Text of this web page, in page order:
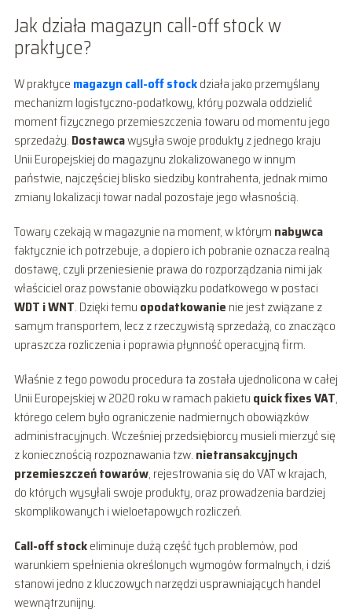
Jak działa magazyn call-off stock w
praktyce?
W praktyce magazyn call-off stockdziała jako przemyślany
mechanizm logistyczno-podatkowy, który pozwala oddzielić
moment fizycznego przemieszczenia towaru od momentu jego
sprzedaży. Dostawcawysyła swoje produkty z jednego kraju
Unii Europejskiej do magazynu zlokalizowanego w innym
państwie, najczęściej blisko siedziby kontrahenta, jednak mimo
zmiany lokalizacji towar nadal pozostaje jego własnością.
Towary czekają w magazynie na moment, w którym nabywca
faktycznie ich potrzebuje, a dopiero ich pobranie oznacza realną
dostawę, czyli przeniesienie prawa do rozporządzania nimi jak
właściciel oraz powstanie obowiązku podatkowego w postaci
WDT i WNT. Dzięki temu opodatkowanie nie jest związane z
samym transportem, lecz z rzeczywistą sprzedażą, co znacząco
upraszcza rozliczenia i poprawia płynność operacyjną firm.
Właśnie z tego powodu procedura ta została ujednolicona w całej
Unii Europejskiej w 2020 roku w ramach pakietu quick fixes VAT,
którego celem było ograniczenie nadmiernych obowiązków
administracyjnych. Wcześniej przedsiębiorcy musieli mierzyć się
z koniecznością rozpoznawania tzw. nietransakcyjnych
przemieszczeń towarów, rejestrowania się do VAT w krajach,
do których wysyłali swoje produkty, oraz prowadzenia bardziej
skomplikowanych i wieloetapowych rozliczeń.
Call-off stockeliminuje dużą część tych problemów, pod
warunkiem spełnienia określonych wymogów formalnych, i dziś
stanowi jedno z kluczowych narzędzi usprawniających handel
wewnątrzunijny.